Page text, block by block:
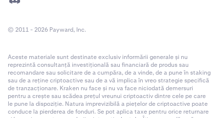
© 2011 - 2026 Payward, Inc.
Aceste materiale sunt destinate exclusiv informării generale și nu
reprezintă consultanță investițională sau financiară de produs sau
recomandare sau solicitare de a cumpăra, de a vinde, de a pune în staking
sau de a reține criptoactive sau de a vă implica în vreo strategie specifică
de tranzacționare. Kraken nu face și nu va face niciodată demersuri
pentru a crește sau scădea prețul vreunui criptoactiv dintre cele pe care
le pune la dispoziție. Natura imprevizibilă a piețelor de criptoactive poate
conduce la pierderea de fonduri. Se pot aplica taxe pentru orice returnare